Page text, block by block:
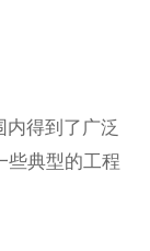
内得到了广泛
些典型的工程